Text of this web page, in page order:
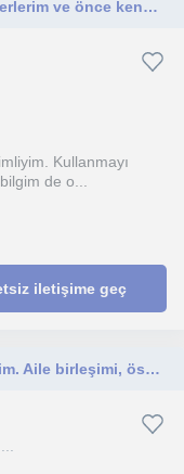
Öğrenciyi iyi tanıyıp seviyesine göre ilerlerim ve önce kendimi sevdirmeyi sonra dersimi sevdirmeyi hedeflerim. İlk ve ortaokul
Kullanmayı
de o...
iletişime geç
Uygun fiyatlı almanca dersi vermekteyim. Aile birleşimi, ösd, testdaf, dsd, goethe sınavlarına hakimim